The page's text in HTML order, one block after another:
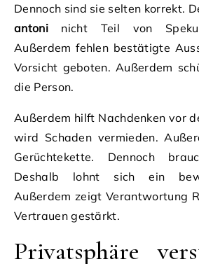
Dennoch sind sie selten korrekt.
antoninicht Teil von
Außerdem fehlen bestätigte
Vorsicht geboten. Außerdem
die Person.
Außerdem hilft Nachdenken vor
wird Schaden vermieden.
Gerüchtekette. Dennoch
Deshalb lohnt sich ein
Außerdem zeigt Verantwortung
Vertrauen gestärkt.
Privatsphäre